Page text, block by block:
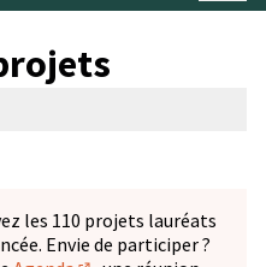
les 110 projets lauréats
Envie de participer ?